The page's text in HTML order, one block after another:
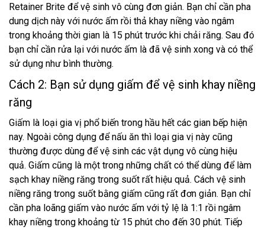
Retainer Brite để vệ sinh vô cùng đơn giản. Bạn chỉ cần pha
dung dịch này với nước ấm rồi thả khay niềng vào ngâm
trong khoảng thời gian là 15 phút trước khi chải răng. Sau đó
bạn chỉ cần rửa lại với nước ấm là đã vệ sinh xong và có thể
sử dụng như bình thường.
Cách 2: Bạn sử dụng giấm để vệ sinh khay niềng
răng
Giấm là loại gia vị phổ biến trong hầu hết các gian bếp hiện
nay. Ngoài công dụng để nấu ăn thì loại gia vị này cũng
thường được dùng để vệ sinh các vật dụng vô cùng hiệu
quả. Giấm cũng là một trong những chất có thể dùng để làm
sạch khay niềng răng trong suốt rất hiệu quả. Cách vệ sinh
niềng răng trong suốt bằng giấm cũng rất đơn giản. Bạn chỉ
cần pha loãng giấm vào nước ấm với tỷ lệ là 1:1 rồi ngâm
khay niềng trong khoảng từ 15 phút cho đến 30 phút. Tiếp